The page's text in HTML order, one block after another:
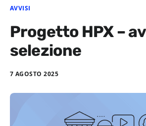
Soluzioni
Chi Siamo
Contatti
News & Avvisi
AVVISI
Progetto HPX –
selezione
7 AGOSTO 2025